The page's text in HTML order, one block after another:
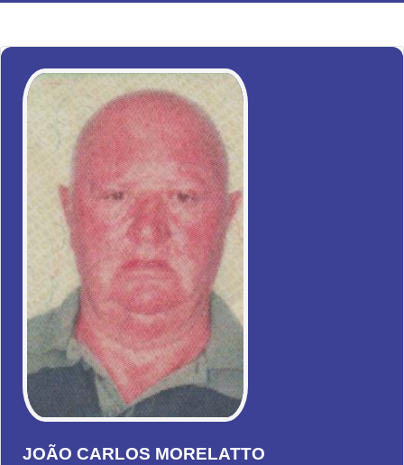
JOÃO CARLOS MORELATTO